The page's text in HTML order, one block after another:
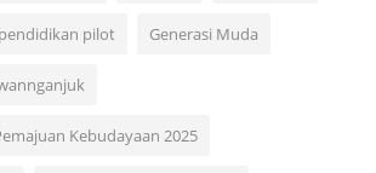
pendidikan pilot Generasi Muda
Kebudayaan 2025